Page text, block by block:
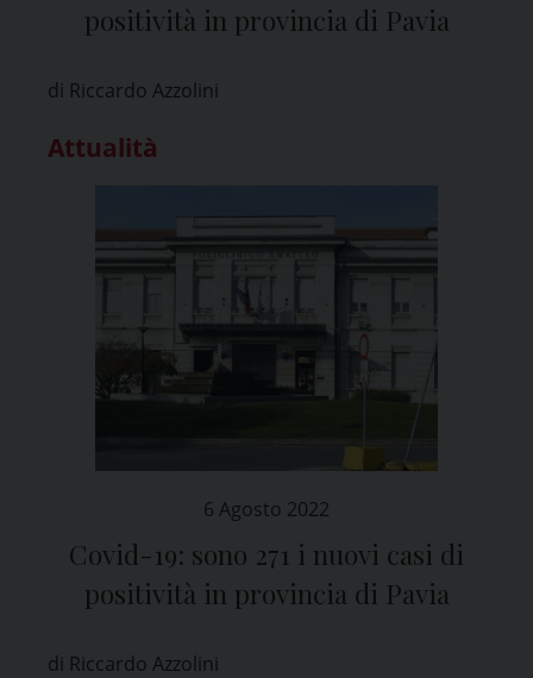
positività in provincia di Pavia
di Riccardo Azzolini
Attualità
6 Agosto 2022
Covid-19: sono 271 i nuovi casi di
positività in provincia di Pavia
di Riccardo Azzolini